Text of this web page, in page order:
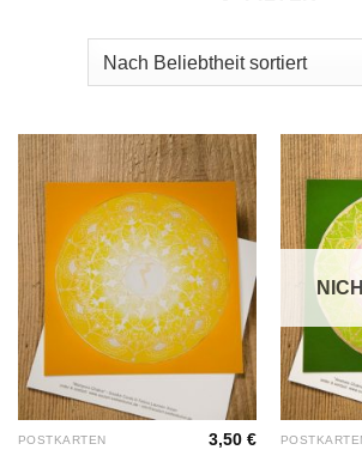
POSTKARTEN 3,50€